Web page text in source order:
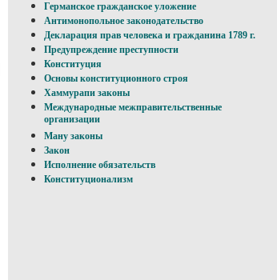
Германское гражданское уложение
Антимонопольное законодательство
Декларация прав человека и гражданина 1789 г.
Предупреждение преступности
Конституция
Основы конституционного строя
Хаммурапи законы
Международные межправительственные
организации
Ману законы
Закон
Исполнение обязательств
Конституционализм